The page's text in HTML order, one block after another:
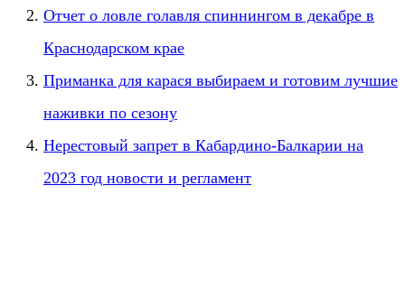
Отчет о ловле голавля спиннингом в декабре в
Краснодарском крае
Приманка для карася выбираем и готовим лучшие
наживки по сезону
Нерестовый запрет в Кабардино-Балкарии на
2023 год новости и регламент